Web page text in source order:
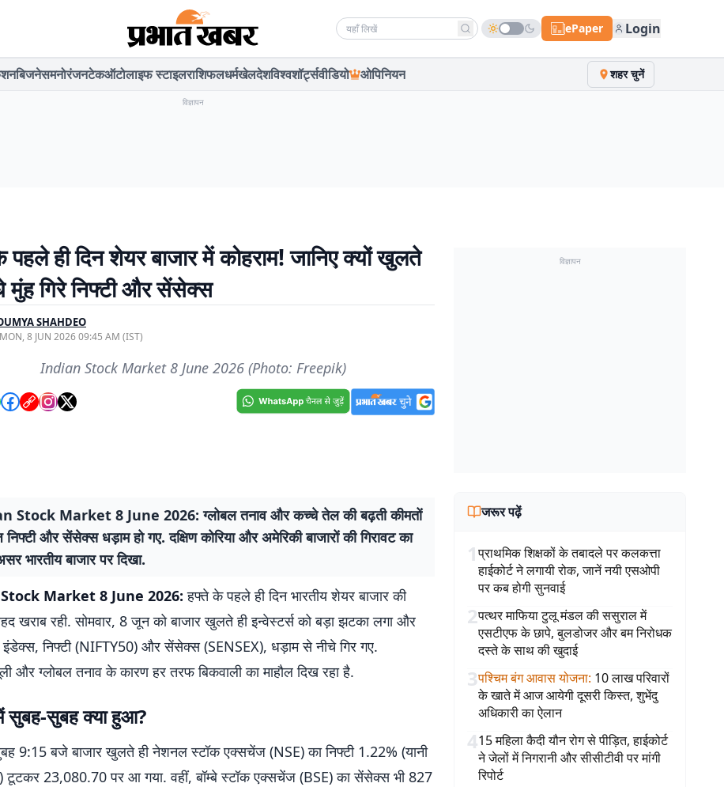
Search news ePaper Login
बिजनेसमनोरंजनटेकऑटोलाइफ स्टाइलराशिफलधर्मखेलदेशविश्वशॉर्ट्सवीडियो ओपिनियन शहर चुनें
विज्ञापन
ही दिन शेयर बाजार में कोहराम! जानिए क्यों खुलते
मुंह गिरे निफ्टी और सेंसेक्स
SHAHDEO
MON, 8 JUN 2026 09:45 AM (IST)
Indian Stock Market 8 June 2026 (Photo: Freepik)
Stock Market 8 June 2026: ग्लोबल तनाव और कच्चे तेल की बढ़ती कीमतों
और सेंसेक्स धड़ाम हो गए. दक्षिण कोरिया और अमेरिकी बाजारों की गिरावट का
भारतीय बाजार पर दिखा.
Market 8 June 2026:हफ्ते के पहले ही दिन भारतीय शेयर बाजार की
खराब रही. सोमवार, 8 जून को बाजार खुलते ही इन्वेस्टर्स को बड़ा झटका लगा और
इंडेक्स, निफ्टी (NIFTY50) और सेंसेक्स (SENSEX), धड़ाम से नीचे गिर गए.
और ग्लोबल तनाव के कारण हर तरफ बिकवाली का माहौल दिख रहा है.
सुबह-सुबह क्या हुआ?
9:15 बजे बाजार खुलते ही नेशनल स्टॉक एक्सचेंज (NSE) का निफ्टी 1.22% (यानी
23,080.70 पर आ गया. वहीं, बॉम्बे स्टॉक एक्सचेंज (BSE) का सेंसेक्स भी 827
विज्ञापन
जरूर पढ़ें
1प्राथमिक शिक्षकों के तबादले पर कलकत्ता
हाईकोर्ट ने लगायी रोक, जानें नयी एसओपी
पर कब होगी सुनवाई
2पत्थर माफिया टुलू मंडल की ससुराल में
एसटीएफ के छापे, बुलडोजर और बम निरोधक
दस्ते के साथ की खुदाई
3पश्चिम बंग आवास योजना: 10 लाख परिवारों
के खाते में आज आयेगी दूसरी किस्त, शुभेंदु
अधिकारी का ऐलान
415 महिला कैदी यौन रोग से पीड़ित, हाईकोर्ट
ने जेलों में निगरानी और सीसीटीवी पर मांगी
रिपोर्ट